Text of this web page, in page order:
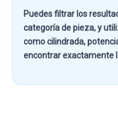
Puedes filtrar los
categoría de pieza, y
comocilindrada,
encontrar exactamente